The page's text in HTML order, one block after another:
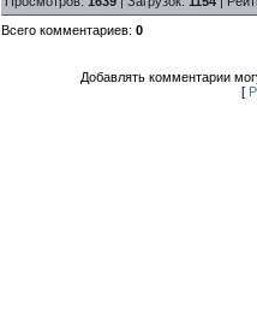
Всего комментариев: 0
Добавлять комментарии
[